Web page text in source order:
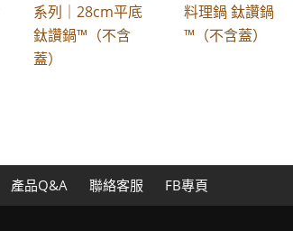
系列｜28cm平底
鈦讚鍋™（不含
蓋）
料理鍋 鈦讚鍋
™（不含蓋）
產品Q&A 聯絡客服 FB專頁